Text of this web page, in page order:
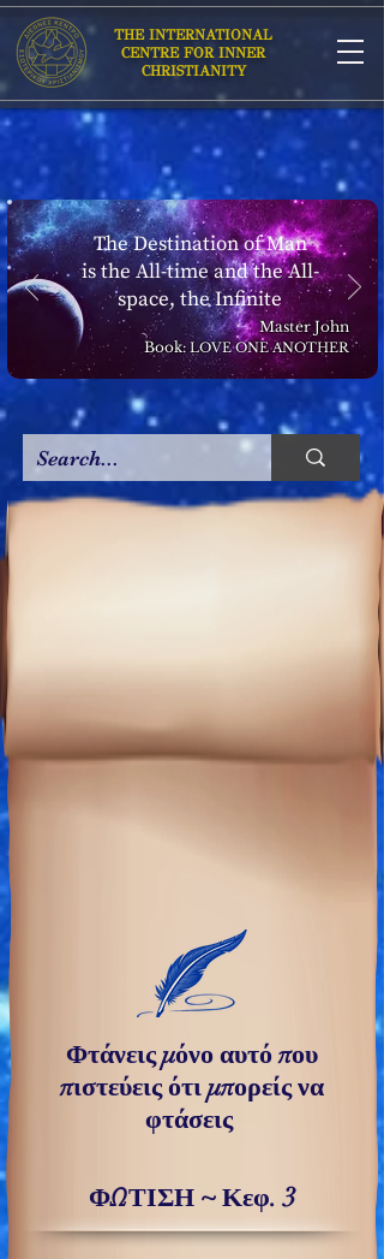
THE INTERNATIONAL
CENTRE FOR INNER
CHRISTIANITY
The Destination of Man
is the All-time and the All-
space, the Infinite
Master John
Book: LOVE ONE ANOTHER
Φτάνεις μόνο αυτό που
πιστεύεις ότι μπορείς να
φτάσεις
ΦΩΤΙΣΗ ~ Κεφ. 3